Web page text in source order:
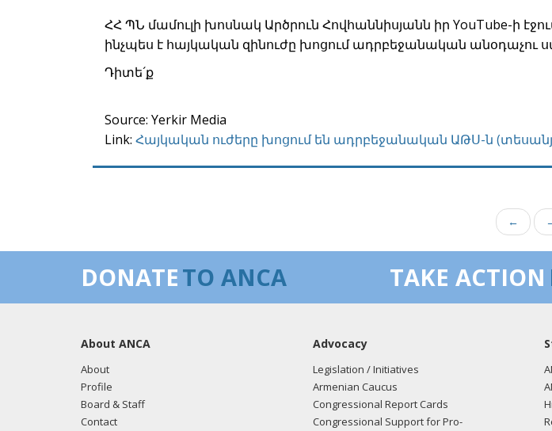
ՀՀ ՊՆ մամուլի խոսնակ Արծրուն Հովհաննիսյանն իր YouTube-ի
ինչպես է հայկական զինուժը խոցում ադրբեջանական անօդաչու
Դիտե´ք
Source: Yerkir Media
Link: Հայկական ուժերը խոցում են ադրբեջանական ԱԹՍ-ն
←
DONATETO ANCA TAKE ACTION
About ANCA
About
Profile
Board & Staff
Contact
Advocacy
Legislation / Initiatives
Armenian Caucus
Congressional Report Cards
Congressional Support for Pro-